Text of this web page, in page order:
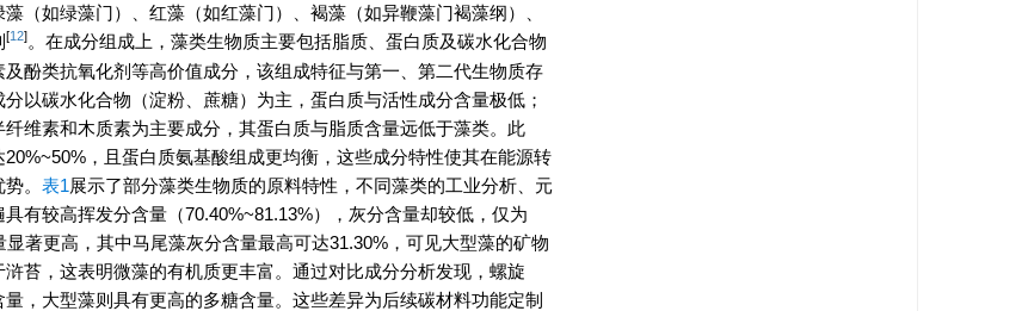
（如绿藻门）、红藻（如红藻门）、褐藻（如异鞭藻门褐藻纲）、
[12] 。在成分组成上，藻类生物质主要包括脂质、蛋白质及碳水化合物
酚类抗氧化剂等高价值成分，该组成特征与第一、第二代生物质存
以碳水化合物（淀粉、蔗糖）为主，蛋白质与活性成分含量极低；
维素和木质素为主要成分，其蛋白质与脂质含量远低于藻类。此
，且蛋白质氨基酸组成更均衡，这些成分特性使其在能源转
。 表1展示了部分藻类生物质的原料特性，不同藻类的工业分析、元
有较高挥发分含量（70.40%~81.13%），灰分含量却较低，仅为
著更高，其中马尾藻灰分含量最高可达31.30%，可见大型藻的矿物
苔，这表明微藻的有机质更丰富。通过对比成分分析发现，螺旋
，大型藻则具有更高的多糖含量。这些差异为后续碳材料功能定制